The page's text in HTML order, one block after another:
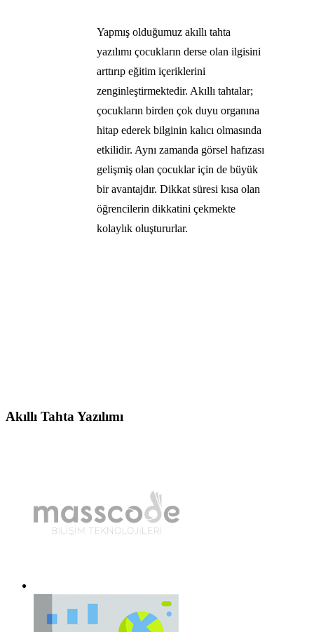
Yapmış olduğumuz akıllı tahta
yazılımı çocukların derse olan ilgisini
arttırıp eğitim içeriklerini
zenginleştirmektedir. Akıllı tahtalar;
çocukların birden çok duyu organına
hitap ederek bilginin kalıcı olmasında
etkilidir. Aynı zamanda görsel hafızası
gelişmiş olan çocuklar için de büyük
bir avantajdır. Dikkat süresi kısa olan
öğrencilerin dikkatini çekmekte
kolaylık oluştururlar.
Akıllı Tahta Yazılımı